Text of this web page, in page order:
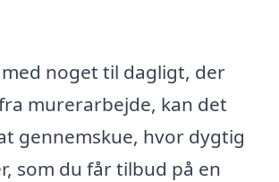
noget til dagligt, der
murerarbejde, kan det
gennemskue, hvor dygtig
som du får tilbud på en